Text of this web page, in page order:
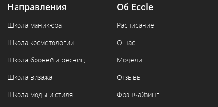
Направления
Школа маникюра
Школа косметологии
Школа бровей и ресниц
Школа визажа
Школа моды и стиля
Об Ecole
Расписание
О нас
Модели
Отзывы
Франчайзинг